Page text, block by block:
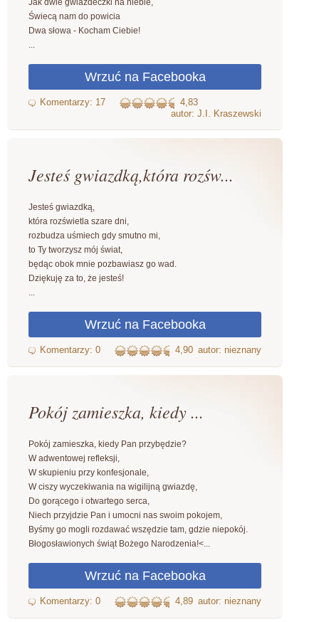
Jak dwie gwiazdeczki na niebie,
Świecą nam do powicia
Dwa słowa - Kocham Ciebie!
...
4,83
autor: J.I. Kraszewski
Jesteś gwiazdką,która rozśw...
Jesteś gwiazdką,
która rozświetla szare dni,
rozbudza uśmiech gdy smutno mi,
to Ty tworzysz mój świat,
będąc obok mnie pozbawiasz go wad.
Dziękuję za to, że jesteś!
...
4,90 autor: nieznany
Pokój zamieszka, kiedy ...
Pokój zamieszka, kiedy Pan przybędzie?
W adwentowej refleksji,
W skupieniu przy konfesjonale,
W ciszy wyczekiwania na wigilijną gwiazdę,
Do gorącego i otwartego serca,
Niech przyjdzie Pan i umocni nas swoim pokojem,
Byśmy go mogli rozdawać wszędzie tam, gdzie niepokój.
Błogosławionych świąt Bożego Narodzenia!<...
4,89 autor: nieznany